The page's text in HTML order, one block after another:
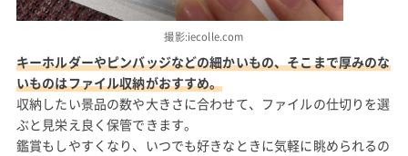
撮影:iecolle.com
キーホルダーやピンバッジなどの細かいもの、そこまで厚みのな
いものはファイル収納がおすすめ。
収納したい景品の数や大きさに合わせて、ファイルの仕切りを選
ぶと見栄え良く保管できます。
鑑賞もしやすくなり、いつでも好きなときに気軽に眺められるの